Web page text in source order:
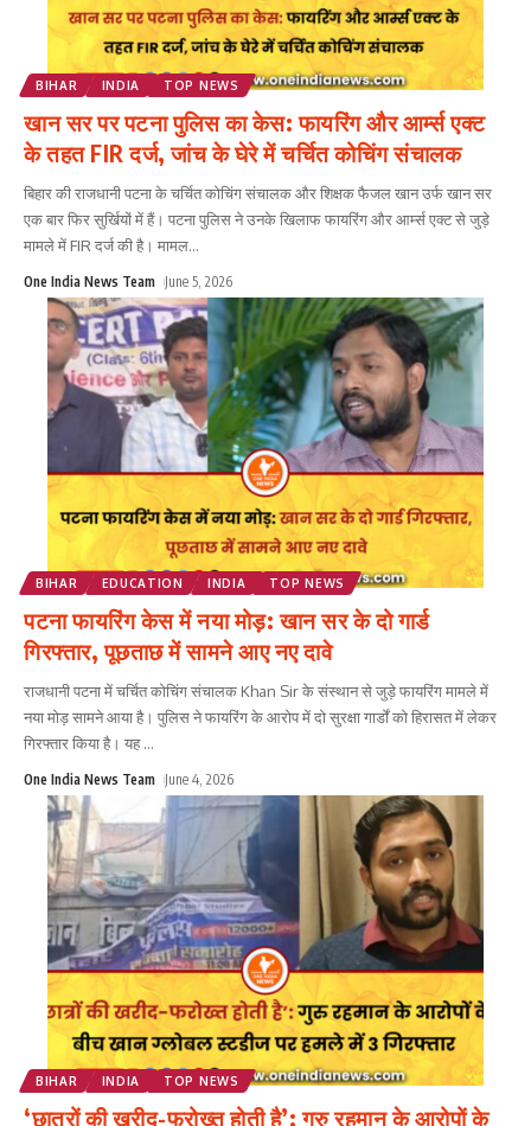
BIHAR INDIA TOP NEWS
खान सर पर पटना पुलिस का केस: फायरिंग और आर्म्स एक्ट
के तहत FIR दर्ज, जांच के घेरे में चर्चित कोचिंग संचालक
बिहार की राजधानी पटना के चर्चित कोचिंग संचालक और शिक्षक फैजल खान उर्फ खान सर
एक बार फिर सुर्खियों में हैं। पटना पुलिस ने उनके खिलाफ फायरिंग और आर्म्स एक्ट से जुड़े
मामले में FIR दर्ज की है। मामल...
One India News Team June 5, 2026
BIHAR EDUCATION INDIA TOP NEWS
पटना फायरिंग केस में नया मोड़: खान सर के दो गार्ड
गिरफ्तार, पूछताछ में सामने आए नए दावे
राजधानी पटना में चर्चित कोचिंग संचालक Khan Sir के संस्थान से जुड़े फायरिंग मामले में
नया मोड़ सामने आया है। पुलिस ने फायरिंग के आरोप में दो सुरक्षा गार्डों को हिरासत में लेकर
गिरफ्तार किया है। यह...
One India News Team June 4, 2026
BIHAR INDIA TOP NEWS
‘छात्रों की खरीद-फरोख्त होती है’: गुरु रहमान के आरोपों के